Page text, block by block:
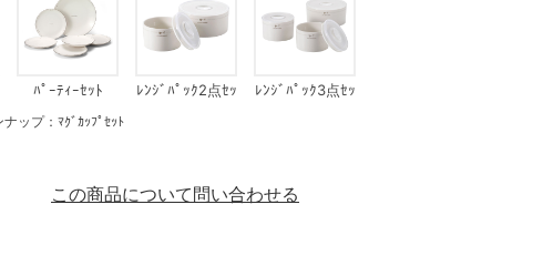
ﾊﾟｰﾃｨｰｾｯﾄ
ﾚﾝｼﾞﾊﾟｯｸ2点ｾｯ
ﾚﾝｼﾞﾊﾟｯｸ3点ｾｯ
ップ：ﾏｸﾞｶｯﾌﾟｾｯﾄ
この商品について問い合わせる